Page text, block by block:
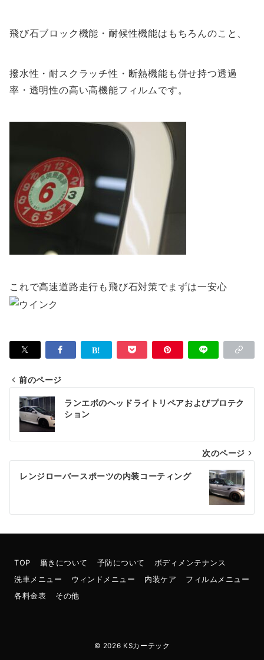
飛び石ブロック機能・耐候性機能はもちろんのこと、
撥水性・耐スクラッチ性・断熱機能も併せ持つ透過
率・透明性の高い高機能フィルムです。
これで高速道路走行も飛び石対策でまずは一安心
投
稿
ナ
ビ
ゲ
シ
ョ
ン
前のページ
ランエボのヘッドライトリペアおよびプロテク
ション
次のページ
レンジローバースポーツの内装コーティング
TOP 磨きについて 予防について
ボディメンテナンス
洗車メニュー
ウィンドメニュー 内装ケア
フィルムメニュー
各料金表
その他
© 2026 KSカーテック